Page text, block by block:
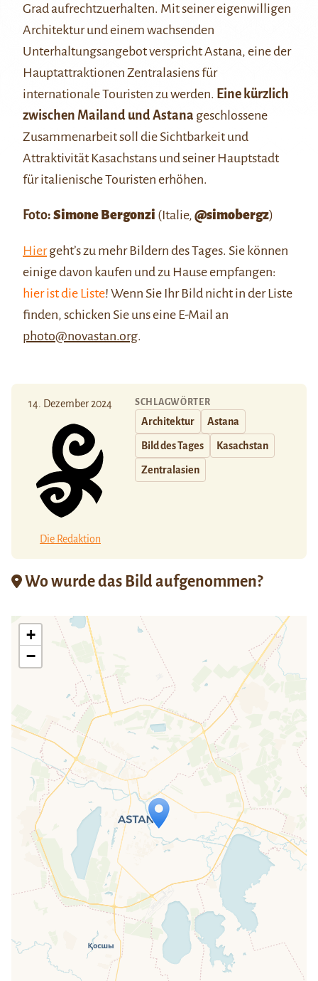
Grad aufrechtzuerhalten. Mit seiner eigenwilligen
Architektur und einem wachsenden
Unterhaltungsangebot verspricht Astana, eine der
Hauptattraktionen Zentralasiens für
internationale Touristen zu werden. Eine kürzlich
zwischen Mailand und Astana geschlossene
Zusammenarbeit soll die Sichtbarkeit und
Attraktivität Kasachstans und seiner Hauptstadt
für italienische Touristen erhöhen.
Foto: Simone Bergonzi (Italie, @simobergz)
Hiergeht’s zu mehr Bildern des Tages. Sie können
einige davon kaufen und zu Hause empfangen:
hier ist die Liste! Wenn Sie Ihr Bild nicht in der Liste
finden, schicken Sie uns eine E-Mail an
photo@novastan.org.
14. Dezember 2024
Die Redaktion
SCHLAGWÖRTER
Architektur Astana
Bild des Tages Kasachstan
Zentralasien
Wo wurde das Bild aufgenommen?
Travelers' Map wird geladen …
Wenn du dies siehst, nachdem deine
Seite vollständig geladen wurde,
fehlen leafletJS-Dateien.
+
−